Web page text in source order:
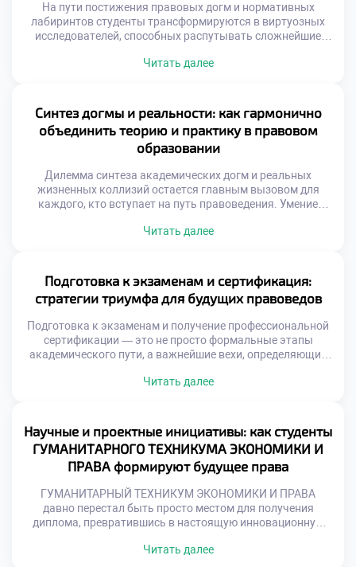
На пути постижения правовых догм и нормативных
лабиринтов студенты трансформируются в виртуозных
исследователей, способных распутывать сложнейшие
тупиковых ситуаций. Профессия адвоката, судьи или
ведения переговоров, безупречную защиту интересов и
искусство построения неопровержимой аргументации.
Именно поэтому качественное обучение в […]
Читать далее
Синтез догмы и реальности: как гармонично
объединить теорию и практику в правовом
образовании
Дилемма синтеза академических догм и реальных
жизненных коллизий остается главным вызовом для
каждого, кто вступает на путь правоведения. Умение
судебной практикой отличает настоящего мастера от
надежным трамплином, который позволяет будущим
экспертам с первых дней погружаться в […]
Читать далее
Подготовка к экзаменам и сертификация:
стратегии триумфа для будущих правоведов
Подготовка к экзаменам и получение профессиональной
сертификации — это не просто формальные этапы
академического пути, а важнейшие вехи, определяющие
процессы напрямую влияют на глубину усвоенных
обучение в московском техникуме становится тем самым
надежным фундаментом, который закладывает
правильные алгоритмы подготовки и […]
Читать далее
Научные и проектные инициативы: как студенты
ГУМАНИТАРНОГО ТЕХНИКУМА ЭКОНОМИКИ И
ПРАВА формируют будущее права
ГУМАНИТАРНЫЙ ТЕХНИКУМ ЭКОНОМИКИ И ПРАВА
давно перестал быть просто местом для получения
диплома, превратившись в настоящую инновационную
концепции. В этом уникальном пространстве
Читать далее